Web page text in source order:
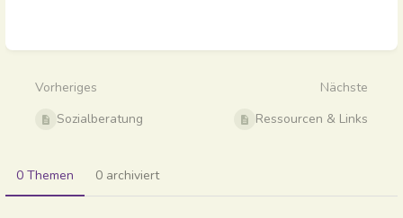
Vorheriges
Sozialberatung
Nächste
Ressourcen & Links
0 Themen 0 archiviert